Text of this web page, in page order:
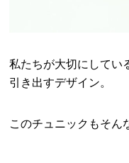
私たちが大切にしてい
引き出すデザイン。
このチュニックもそん